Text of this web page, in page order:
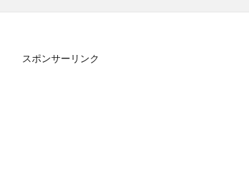
スポンサーリンク